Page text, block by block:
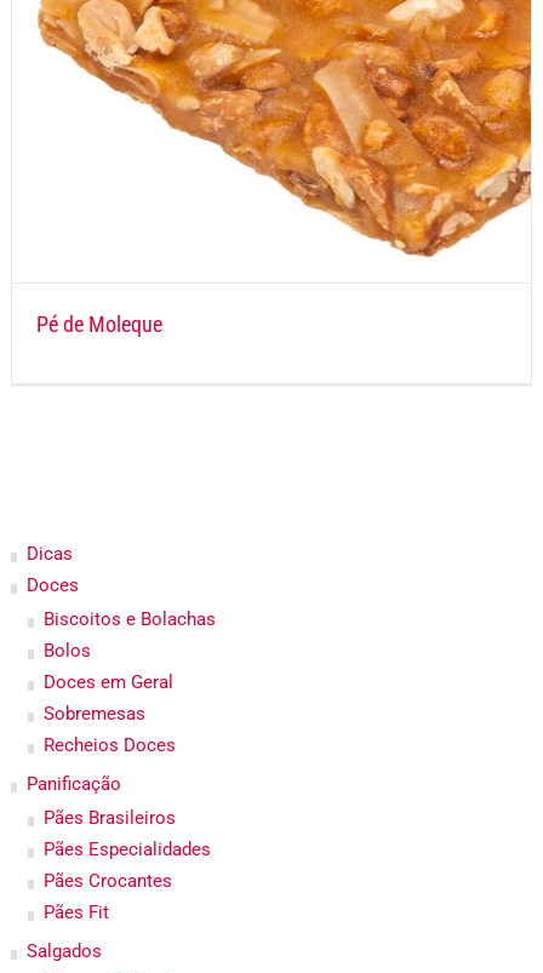
Pé de Moleque
Dicas
Doces
Biscoitos e Bolachas
Bolos
Doces em Geral
Sobremesas
Recheios Doces
Panificação
Pães Brasileiros
Pães Especialidades
Pães Crocantes
Pães Fit
Salgados